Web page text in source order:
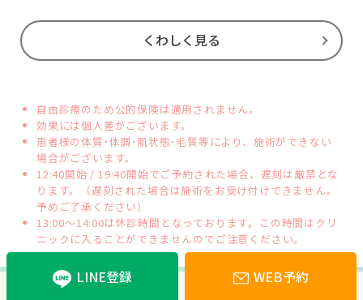
LINE登録 WEB予約
くわしく見る
自由診療のため公的保険は適用されません。
効果には個人差がございます。
患者様の体質･体調･肌状態･毛質等により、施術ができない
場合がございます。
12:40開始 / 19:40開始でご予約された場合、遅刻は厳禁とな
ります。（遅刻された場合は施術をお受け付けできません。
予めご了承ください）
13:00～14:00は休診時間となっております。この時間はクリ
ニックに入ることができませんのでご注意ください。